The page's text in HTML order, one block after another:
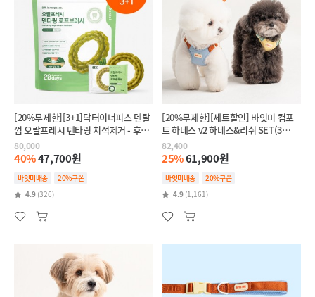
[20%무제한][3+1]닥터이너피스 덴탈
껌 오랄프레시 덴타링 치석제거 - 후코
이단(인텐시브,항산화)
80,000
40%47,700원
바잇미배송
20%쿠폰
4.9 (326)
[20%무제한][세트할인] 바잇미 컴포
트 하네스 v2 하네스&리쉬 SET(3
colors)
82,400
25%61,900원
바잇미배송
20%쿠폰
4.9 (1,161)